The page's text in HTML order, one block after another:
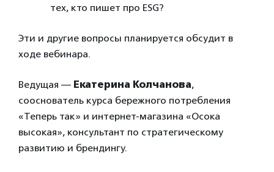
тех, кто пишет про ESG?
Эти и другие вопросы планируется обсудит в
ходе вебинара.
Ведущая — Екатерина Колчанова,
сооснователь курса бережного потребления
«Теперь так» и интернет-магазина «Осока
высокая», консультант по стратегическому
развитию и брендингу.